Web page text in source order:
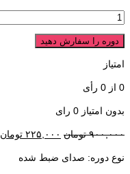
دوره را سفارش دهید
امتیاز
0 از 0 رأی
بدون امتیاز 0 رای
۹۰۰,۰۰۰ تومان ۲۲۵,۰۰۰ تومان
نوع دوره: صدای ضبط شده